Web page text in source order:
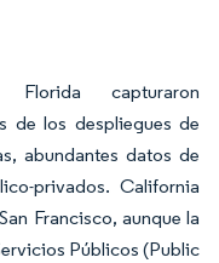
capturaron
de los despliegues de
abundantes datos de
privados. California
Francisco, aunque la
Públicos (Public